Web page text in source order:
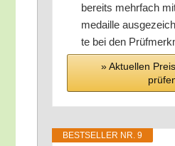
bereits mehr­fach
me­dail­le
te bei den
» Aktu­el­len
BEST­SEL­LER NR. 9